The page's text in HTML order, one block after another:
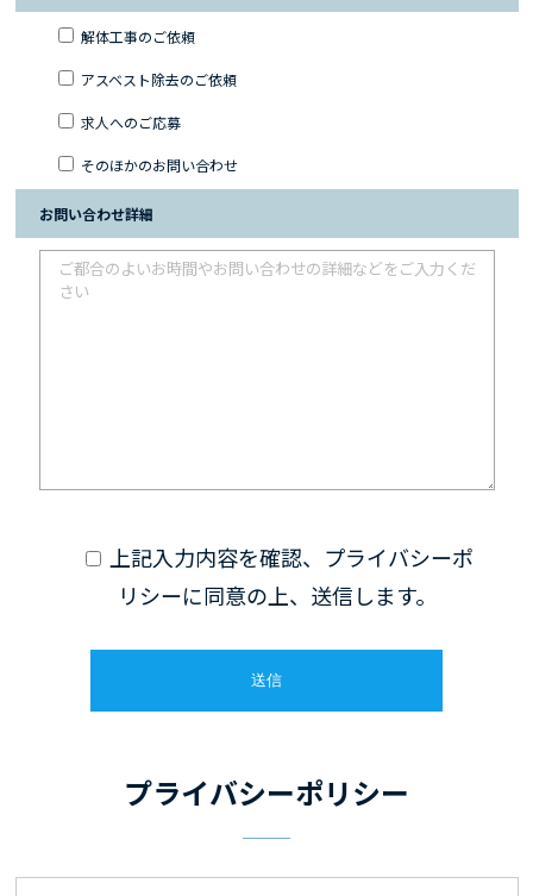
解体工事のご依頼
アスベスト除去のご依頼
求人へのご応募
そのほかのお問い合わせ
お問い合わせ詳細
上記入力内容を確認、プライバシーポ
リシーに同意の上、送信します。
プライバシーポリシー